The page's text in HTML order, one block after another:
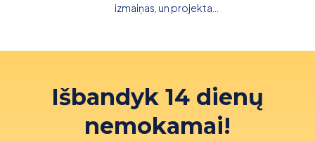
izmaiņas, un projekta...
Išbandyk 14 dienų
nemokamai!